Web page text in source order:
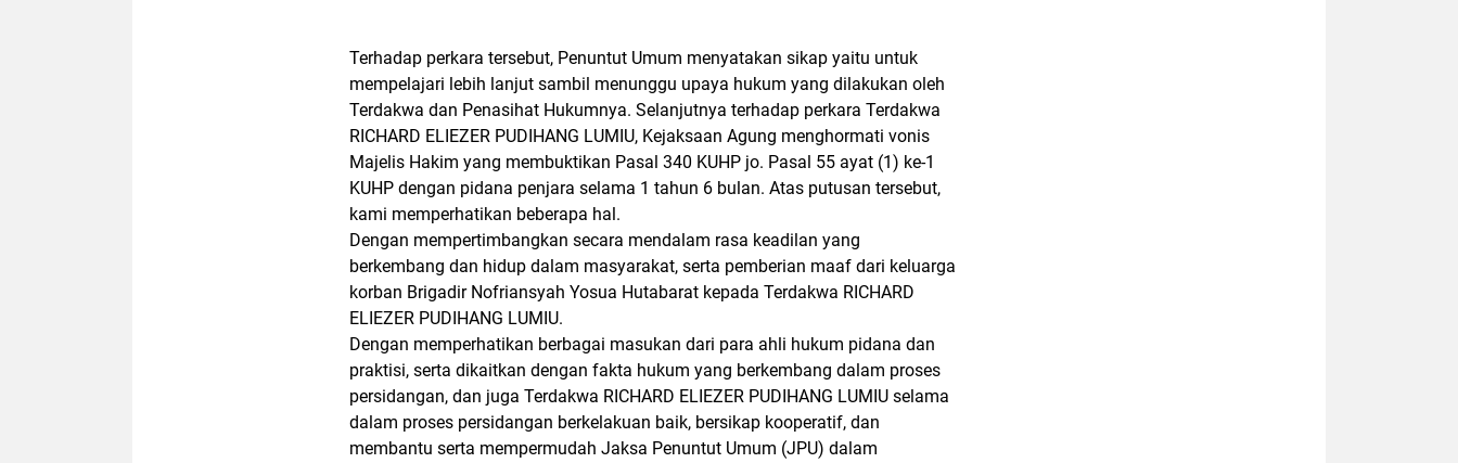
Terhadap perkara tersebut, Penuntut Umum menyatakan sikap yaitu untuk
mempelajari lebih lanjut sambil menunggu upaya hukum yang dilakukan oleh
Terdakwa dan Penasihat Hukumnya. Selanjutnya terhadap perkara Terdakwa
RICHARD ELIEZER PUDIHANG LUMIU, Kejaksaan Agung menghormati vonis
Majelis Hakim yang membuktikan Pasal 340 KUHP jo. Pasal 55 ayat (1) ke-1
KUHP dengan pidana penjara selama 1 tahun 6 bulan. Atas putusan tersebut,
kami memperhatikan beberapa hal.
Dengan mempertimbangkan secara mendalam rasa keadilan yang
berkembang dan hidup dalam masyarakat, serta pemberian maaf dari keluarga
korban Brigadir Nofriansyah Yosua Hutabarat kepada Terdakwa RICHARD
ELIEZER PUDIHANG LUMIU.
Dengan memperhatikan berbagai masukan dari para ahli hukum pidana dan
praktisi, serta dikaitkan dengan fakta hukum yang berkembang dalam proses
persidangan, dan juga Terdakwa RICHARD ELIEZER PUDIHANG LUMIU selama
dalam proses persidangan berkelakuan baik, bersikap kooperatif, dan
membantu serta mempermudah Jaksa Penuntut Umum (JPU) dalam